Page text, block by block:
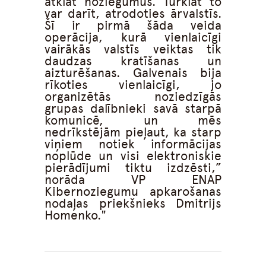
var darīt, atrodoties ārvalstīs.
Šī ir pirmā šāda veida
operācija, kurā vienlaicīgi
vairākās valstīs veiktas tik
daudzas kratīšanas un
aizturēšanas. Galvenais bija
rīkoties vienlaicīgi, jo
organizētās noziedzīgās
grupas dalībnieki savā starpā
komunicē, un mēs
nedrīkstējām pieļaut, ka starp
viņiem notiek informācijas
noplūde un visi elektroniskie
pierādījumi tiktu izdzēsti,”
norāda VP ENAP
Kibernoziegumu apkarošanas
nodaļas priekšnieks Dmitrijs
Homenko.